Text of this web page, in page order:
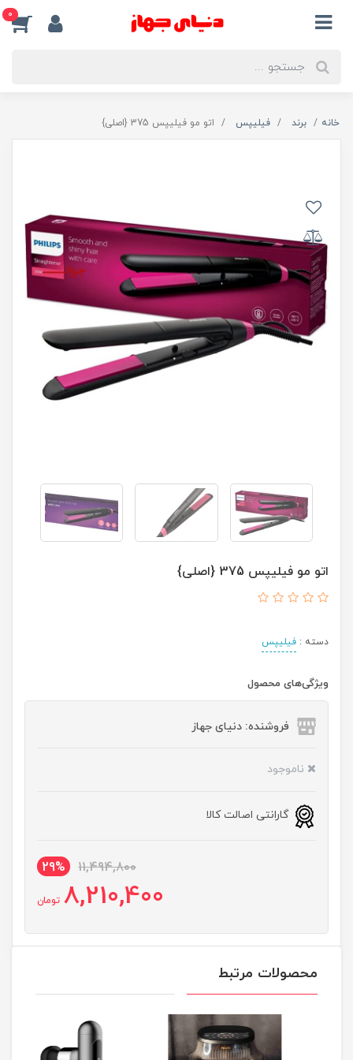
0
خانه برند فیلیپس اتو مو فیلیپس 375 {اصلی}
اتو مو فیلیپس 375 {اصلی}
دسته : فیلیپس
ویژگی‌های محصول
فروشنده: دنیای جهاز
ناموجود
گارانتی اصالت کالا
11,494,800
29%
8,210,400 تومان
محصولات مرتبط